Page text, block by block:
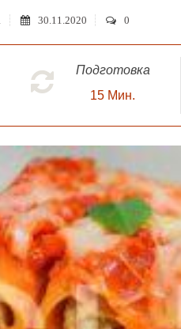
30.11.2020 0
Подготовка
15 Мин.